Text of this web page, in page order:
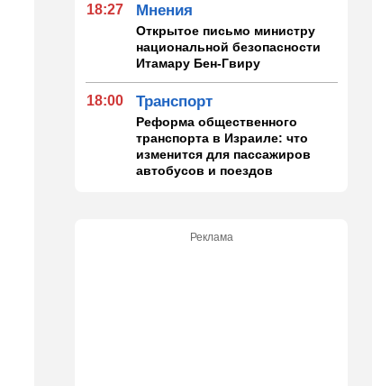
18:27 Мнения
Открытое письмо министру
национальной безопасности
Итамару Бен-Гвиру
18:00 Транспорт
Реформа общественного
транспорта в Израиле: что
изменится для пассажиров
автобусов и поездов
пенсионер скончался из-за
Реклама